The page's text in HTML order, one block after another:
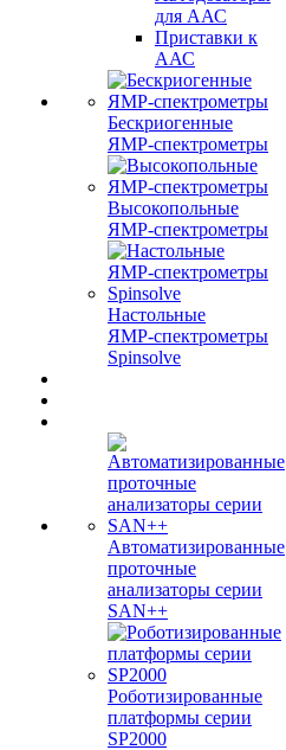
для ААС
Приставки к
ААС
Бескриогенные
ЯМР‑спектрометры
Высокопольные
ЯМР‑спектрометры
Настольные
ЯМР‑спектрометры
Spinsolve
Автоматизированные
проточные
анализаторы серии
SAN++
Роботизированные
платформы серии
SP2000